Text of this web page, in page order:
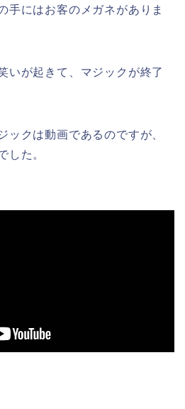
手にはお客のメガネがありま
いが起きて、マジックが終了
ックは動画であるのですが、
した。